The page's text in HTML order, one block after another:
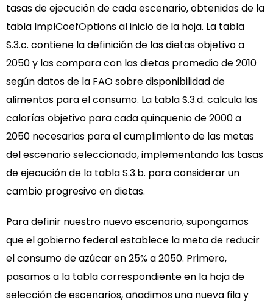
tasas de ejecución de cada escenario, obtenidas de la
tabla ImplCoefOptions al inicio de la hoja. La tabla
S.3.c. contiene la definición de las dietas objetivo a
2050 y las compara con las dietas promedio de 2010
según datos de la FAO sobre disponibilidad de
alimentos para el consumo. La tabla S.3.d. calcula las
calorías objetivo para cada quinquenio de 2000 a
2050 necesarias para el cumplimiento de las metas
del escenario seleccionado, implementando las tasas
de ejecución de la tabla S.3.b. para considerar un
cambio progresivo en dietas.
Para definir nuestro nuevo escenario, supongamos
que el gobierno federal establece la meta de reducir
el consumo de azúcar en 25% a 2050. Primero,
pasamos a la tabla correspondiente en la hoja de
selección de escenarios, añadimos una nueva fila y